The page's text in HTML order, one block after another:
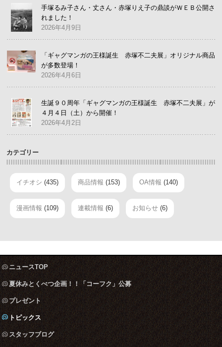
手塚るみ子さん・丈さん・赤塚りえ子の鼎談がＷＥＢ公開さ
れました！
2026年4月9日
「ギャグマンガの王様誕生 赤塚不二夫展」オリジナル商品
が多数登場！
2026年4月6日
生誕９０周年「ギャグマンガの王様誕生 赤塚不二夫展」が
４月４日（土）から開催！
2026年4月2日
カテゴリー
イチオシ (435) 商品情報 (153) OA情報 (140)
漫画情報 (109) 連載情報 (6) お知らせ (6)
ニュースTOP
夏休みとくべつ企画！！「コーフク」公募
プレゼント
トピックス
スタッフブログ